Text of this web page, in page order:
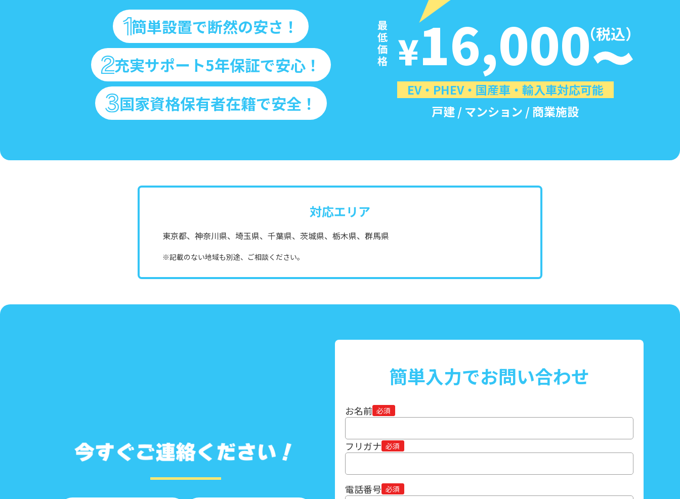
簡単設置で断然の安さ！
充実サポート5年保証で安心！
国家資格保有者在籍で安全！
¥16,000
EV・PHEV・国産車・輸入車対応可能
戸建 / マンション / 商業施設
対応エリア
東京都、神奈川県、埼玉県、千葉県、茨城県、栃木県、群馬県
※記載のない地域も別途、ご相談ください。
簡単入力でお問い合わせ
お名前
フリガナ
電話番号